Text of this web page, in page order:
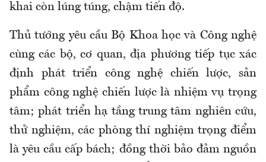
khai còn lúng túng, chậm tiến độ.
Thủ tướng yêu cầu Bộ Khoa học và Công nghệ
cùng các bộ, cơ quan, địa phương tiếp tục xác
định phát triển công nghệ chiến lược, sản
phẩm công nghệ chiến lược là nhiệm vụ trọng
tâm; phát triển hạ tầng trung tâm nghiên cứu,
thử nghiệm, các phòng thí nghiệm trọng điểm
là yêu cầu cấp bách; đồng thời bảo đảm nguồn